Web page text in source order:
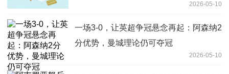
2026-05-10
一场3-0，让英超争冠悬念再起：阿森纳2
分优势，曼城理论仍可夺冠
2026-05-10